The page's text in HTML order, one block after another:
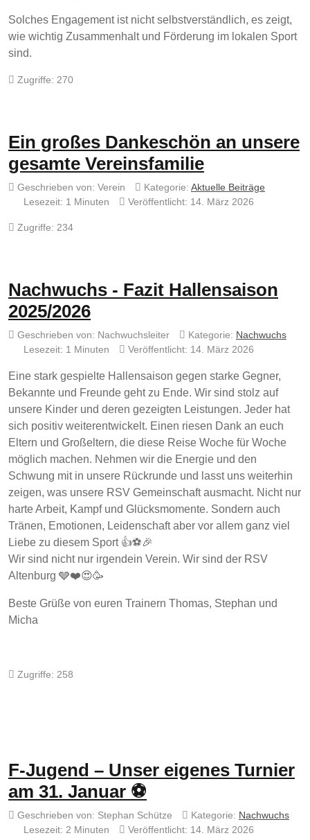
Solches Engagement ist nicht selbstverständlich, es zeigt,
wie wichtig Zusammenhalt und Förderung im lokalen Sport
sind.
Zugriffe: 270
Ein großes Dankeschön an unsere
gesamte Vereinsfamilie
Geschrieben von: Verein Kategorie: Aktuelle Beiträge
Lesezeit: 1 Minuten
Veröffentlicht: 14. März 2026
Zugriffe: 234
Nachwuchs - Fazit Hallensaison
2025/2026
Geschrieben von: Nachwuchsleiter Kategorie: Nachwuchs
Lesezeit: 1 Minuten
Veröffentlicht: 14. März 2026
Eine stark gespielte Hallensaison gegen starke Gegner,
Bekannte und Freunde geht zu Ende. Wir sind stolz auf
unsere Kinder und deren gezeigten Leistungen. Jeder hat
sich positiv weiterentwickelt. Einen riesen Dank an euch
Eltern und Großeltern, die diese Reise Woche für Woche
möglich machen. Nehmen wir die Energie und den
Schwung mit in unsere Rückrunde und lasst uns weiterhin
zeigen, was unsere RSV Gemeinschaft ausmacht. Nicht nur
harte Arbeit, Kampf und Glücksmomente. Sondern auch
Tränen, Emotionen, Leidenschaft aber vor allem ganz viel
Liebe zu diesem Sport 👍⚽️🎉
Wir sind nicht nur irgendein Verein. Wir sind der RSV
Altenburg 🩶❤️😍🥳
Beste Grüße von euren Trainern Thomas, Stephan und
Micha
Zugriffe: 258
F-Jugend – Unser eigenes Turnier
am 31. Januar ⚽
Geschrieben von: Stephan Schütze Kategorie: Nachwuchs
Lesezeit: 2 Minuten
Veröffentlicht: 14. März 2026